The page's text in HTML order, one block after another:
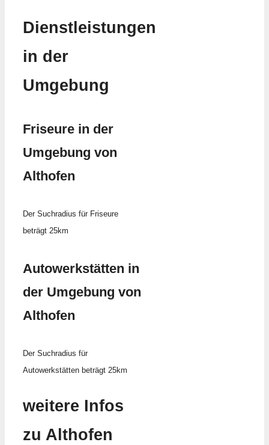
Dienstleistungen
in der
Umgebung
Friseure in der
Umgebung von
Althofen
Der Suchradius für Friseure
beträgt 25km
Autowerkstätten in
der Umgebung von
Althofen
Der Suchradius für
Autowerkstätten beträgt 25km
weitere Infos
zu Althofen